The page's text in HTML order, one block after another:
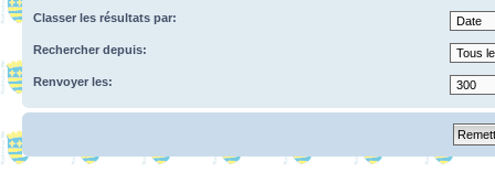
Classer les résultats par:
Rechercher depuis:
Renvoyer les: